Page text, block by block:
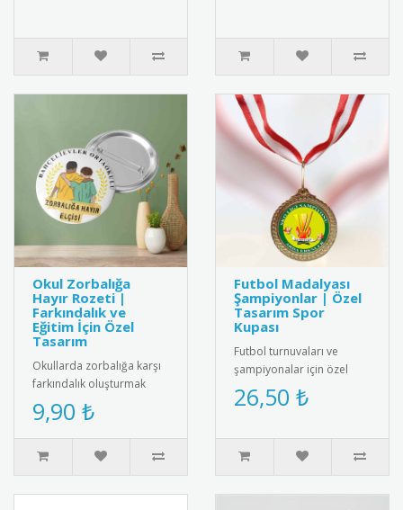
Okul Zorbalığa
Hayır Rozeti |
Farkındalık ve
Eğitim İçin Özel
Tasarım
Okullarda zorbalığa karşı
farkındalık oluşturmak
amacıyla tasarlanmış
“Zorbalığa Hayır” temalı
rozet..
9,90 ₺
Futbol Madalyası
Şampiyonlar | Özel
Tasarım Spor
Kupası
Futbol turnuvaları ve
şampiyonalar için özel
tasarım futbol madalyası.
Kaliteli metal malzemeden
26,50 ₺